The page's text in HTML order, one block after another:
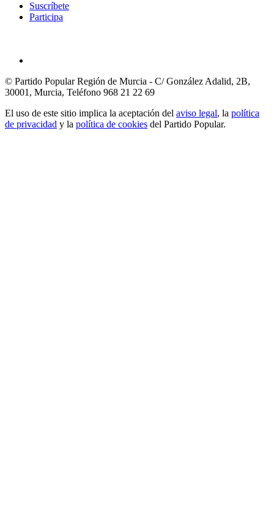
Suscríbete
Participa
© Partido Popular Región de Murcia - C/ González Adalid, 2B,
30001, Murcia, Teléfono 968 21 22 69
El uso de este sitio implica la aceptación del aviso legal, la política
de privacidad y la política de cookies del Partido Popular.